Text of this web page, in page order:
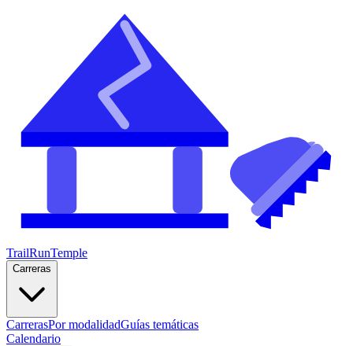
TrailRunTemple
Carreras
CarrerasPor modalidadGuías temáticas
Calendario